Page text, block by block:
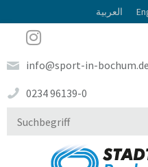
العربية
info@sport-in-bochum.de
0234 96139-0